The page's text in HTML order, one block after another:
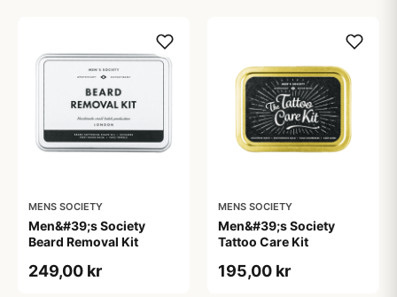
MENS SOCIETY
Men&#39;s Society
Beard Removal Kit
249,00 kr
MENS SOCIETY
Men&#39;s Society
Tattoo Care Kit
195,00 kr